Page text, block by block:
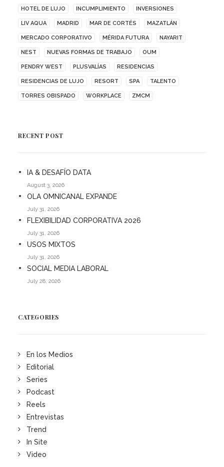
HOTEL DE LUJO INCUMPLIMIENTO INVERSIONES
LIV AQUA MADRID MAR DE CORTÉS MAZATLÁN
MERCADO CORPORATIVO MÉRIDA FUTURA NAYARIT
NEST NUEVAS FORMAS DE TRABAJO OUM
PENDRY WEST PLUSVALÍAS RESIDENCIAS
RESIDENCIAS DE LUJO RESORT SPA TALENTO
TORRES OBISPADO WORKPLACE ZMCM
RECENT POST
IA & DESAFÍO DATA
August 3, 2026
OLA OMNICANAL EXPANDE
July 31, 2026
FLEXIBILIDAD CORPORATIVA 2026
July 31, 2026
USOS MIXTOS
July 31, 2026
SOCIAL MEDIA LABORAL
July 28, 2026
CATEGORIES
En los Medios
Editorial
Series
Podcast
Reels
Entrevistas
Trend
In Site
Video